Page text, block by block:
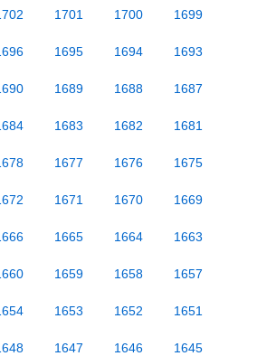
1701 1700 1699
1695 1694 1693
1689 1688 1687
1683 1682 1681
1677 1676 1675
1671 1670 1669
1665 1664 1663
1659 1658 1657
1653 1652 1651
1647 1646 1645